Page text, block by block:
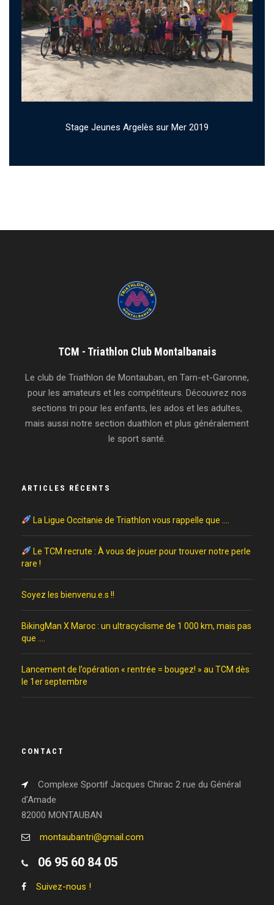
Stage Jeunes Argelès sur Mer 2019
TCM - Triathlon Club Montalbanais
Le club de Triathlon de Montauban, en Tarn-et-Garonne,
pour les amateurs et les compétiteurs. Découvrez nos
sections tri pour les enfants, les ados et les adultes,
mais aussi notre section duathlon et plus généralement
le sport santé.
ARTICLES RÉCENTS
La Ligue Occitanie de Triathlon vous rappelle que ….
Le TCM recrute : À vous de jouer pour trouver notre perle
rare !
Soyez les bienvenu.e.s !!
BikingMan X Maroc : un ultracyclisme de 1 000 km, mais pas
que ….
Lancement de l’opération « rentrée = bougez! » au TCM dès
le 1er septembre
CONTACT
Complexe Sportif Jacques Chirac 2 rue du Général
d'Amade
82000 MONTAUBAN
montaubantri@gmail.com
06 95 60 84 05
Suivez-nous !